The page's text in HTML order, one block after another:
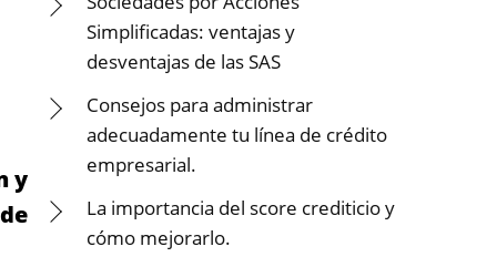
y
Simplificadas: ventajas y
desventajas de las SAS
Consejos para administrar
adecuadamente tu línea de crédito
empresarial.
La importancia del score crediticio y
cómo mejorarlo.